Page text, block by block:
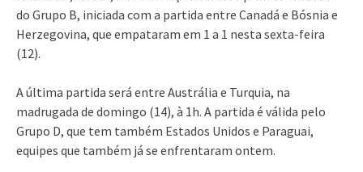
do Grupo B, iniciada com a partida entre Canadá e Bósnia e
Herzegovina, que empataram em 1 a 1 nesta sexta-feira
(12).
A última partida será entre Austrália e Turquia, na
madrugada de domingo (14), à 1h. A partida é válida pelo
Grupo D, que tem também Estados Unidos e Paraguai,
equipes que também já se enfrentaram ontem.